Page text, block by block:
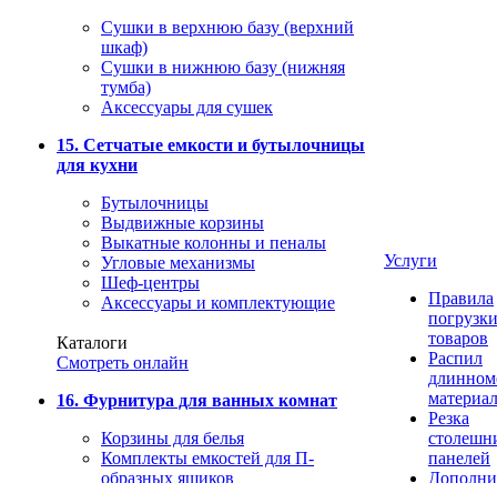
Сушки в верхнюю базу (верхний
шкаф)
Сушки в нижнюю базу (нижняя
тумба)
Аксессуары для сушек
15. Сетчатые емкости и бутылочницы
для кухни
Бутылочницы
Выдвижные корзины
Выкатные колонны и пеналы
Угловые механизмы
Шеф-центры
Аксессуары и комплектующие
Каталоги
Смотреть онлайн
16. Фурнитура для ванных комнат
Корзины для белья
Комплекты емкостей для П-
образных ящиков
Услуги
Правила
погрузки
товаров
Распил
Резка
панелей